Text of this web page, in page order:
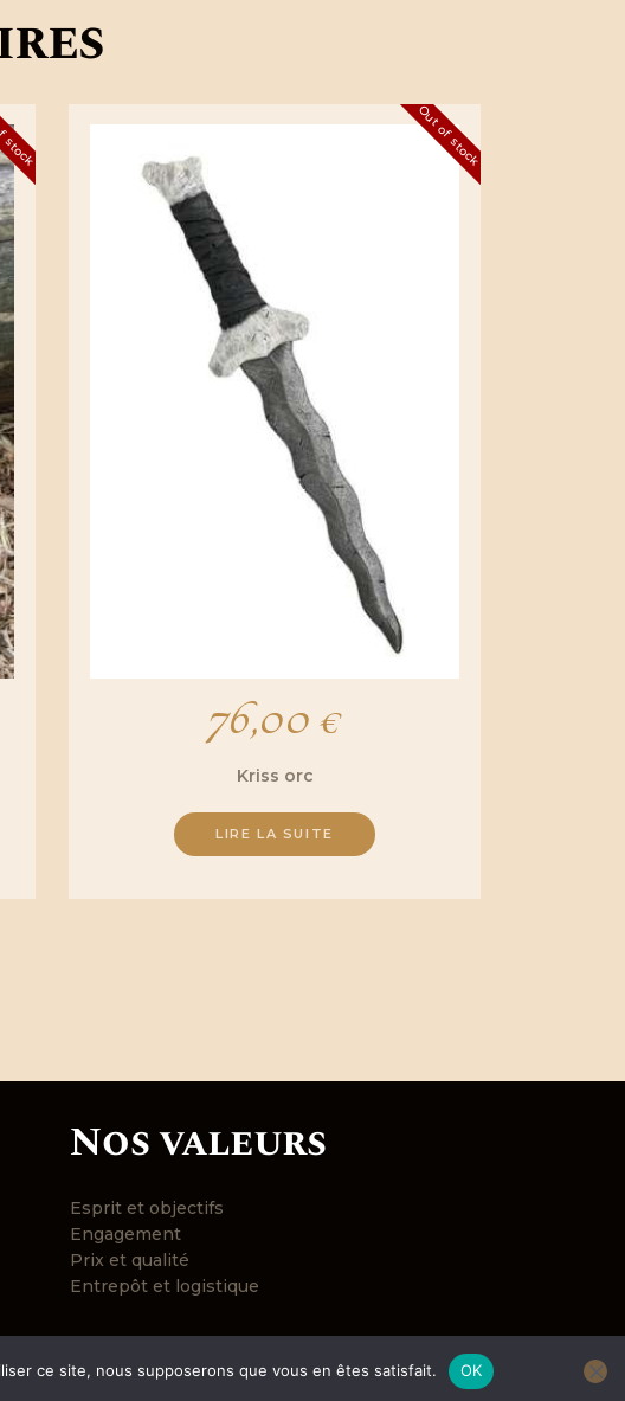
Out of stock
76,00€
Kriss orc
LIRE LA SUITE
Nos valeurs
Esprit et objectifs
Engagement
Prix et qualité
Entrepôt et logistique
ce site, nous supposerons que vous en êtes satisfait. OK